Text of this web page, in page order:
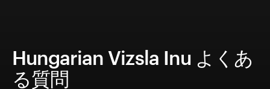
Hungarian Vizsla Inu よくあ
る質問